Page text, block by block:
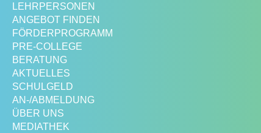
LEHRPERSONEN
ANGEBOT FINDEN
FÖRDERPROGRAMM
PRE-COLLEGE
BERATUNG
AKTUELLES
SCHULGELD
AN-/ABMELDUNG
ÜBER UNS
MEDIATHEK